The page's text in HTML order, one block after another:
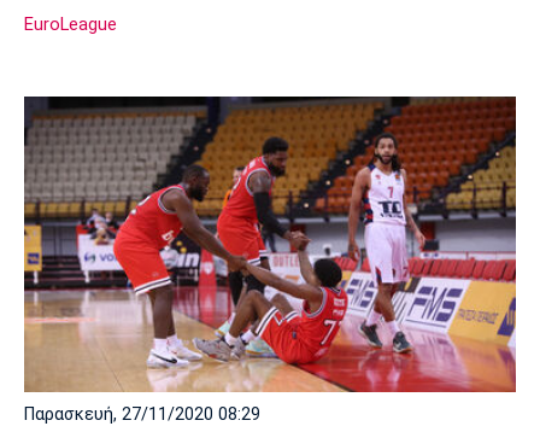
EuroLeague
Παρασκευή, 27/11/2020 08:29